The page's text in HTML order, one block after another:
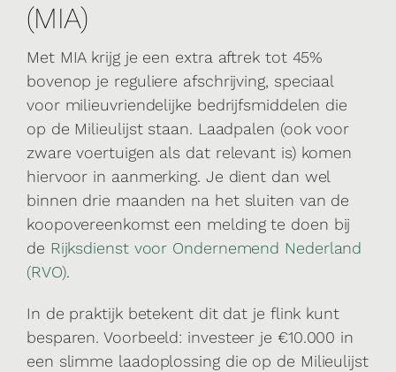
(MIA)
Met MIA krijg je een extra aftrek tot 45%
bovenop je reguliere afschrijving, speciaal
voor milieuvriendelijke bedrijfsmiddelen die
op de Milieulijst staan. Laadpalen (ook voor
zware voertuigen als dat relevant is) komen
hiervoor in aanmerking. Je dient dan wel
binnen drie maanden na het sluiten van de
koopovereenkomst een melding te doen bij
de Rijksdienst voor Ondernemend Nederland
(RVO).
In de praktijk betekent dit dat je flink kunt
besparen. Voorbeeld: investeer je €10.000 in
een slimme laadoplossing die op de Milieulijst